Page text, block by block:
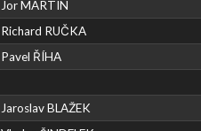
Jor MARTIN
Richard RUČKA
Pavel ŘÍHA
Jaroslav BLAŽEK